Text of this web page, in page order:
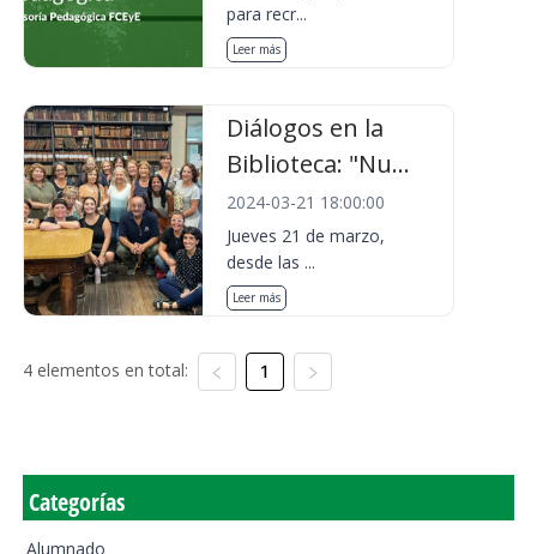
para recr...
Leer más
Diálogos en la
Biblioteca: "Nu...
2024-03-21 18:00:00
Jueves 21 de marzo,
desde las ...
Leer más
4 elementos en total: 1
Categorías
Alumnado